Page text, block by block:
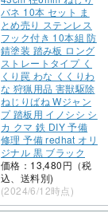
バネ 10本 セット ま
とめ売り ステンレス
フック付き 10本組 防
錆塗装 踏み板 ロング
ストレートタイプ く
くり罠 わな くくりわ
な 狩猟用品 害獣駆除
ねじりばね Wジャン
プ 踏板用 イノシシ シ
カ クマ 鉄 DIY 予備
修理 予備 redhat オリ
ジナル 黒 ブラック
価格：13,480円（税
込、送料別)
(2024/6/12時点)